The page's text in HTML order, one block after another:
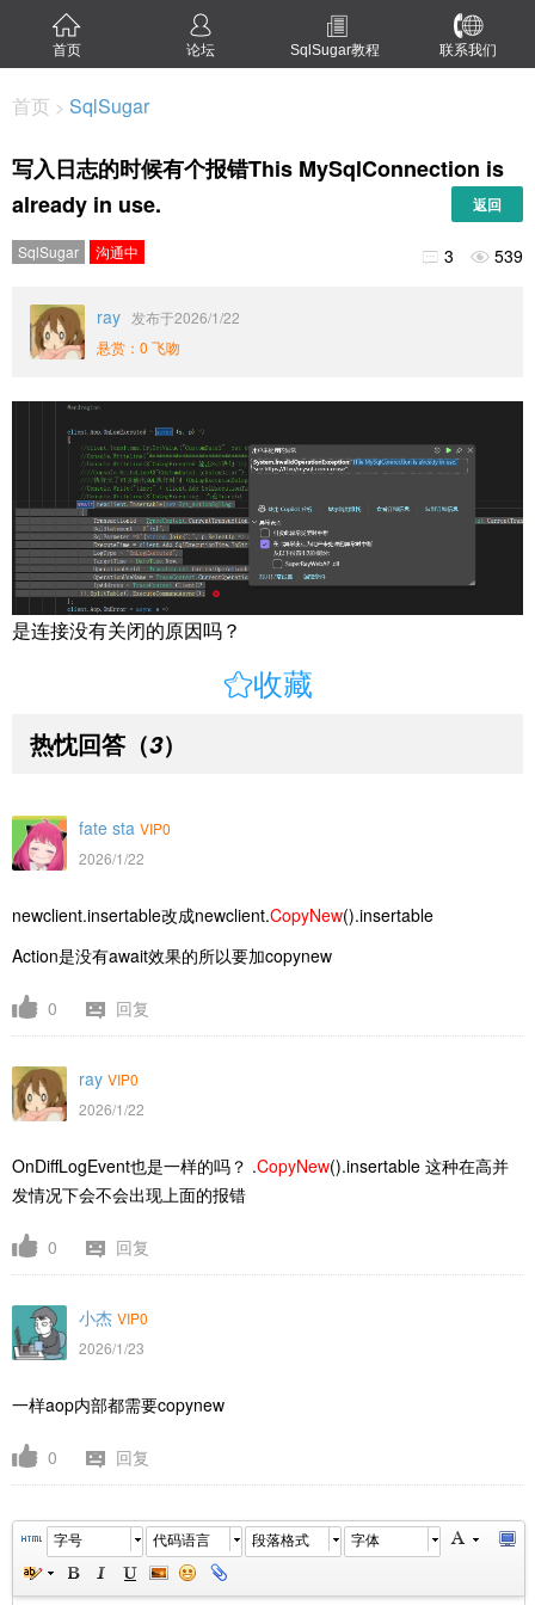
首页 论坛 SqlSugar教程 联系我们
首页 > SqlSugar
写入日志的时候有个报错This MySqlConnection is
already in use.
返回
SqlSugar 沟通中  3  539
ray 发布于2026/1/22
悬赏：0 飞吻
是连接没有关闭的原因吗？
收藏
热忱回答 （3）
fate sta VIP0
2026/1/22
newclient.insertable改成newclient.CopyNew().insertable
Action是没有await效果的所以要加copynew
0 回复
ray VIP0
2026/1/22
OnDiffLogEvent也是一样的吗？ .CopyNew().insertable 这种在高并
发情况下会不会出现上面的报错
0 回复
小杰 VIP0
2026/1/23
一样aop内部都需要copynew
0 回复
字号 代码语言 段落格式 字体